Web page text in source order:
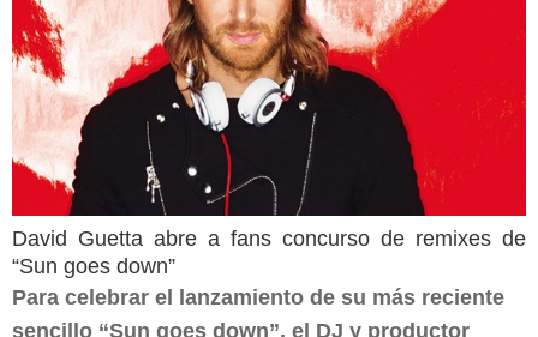
David Guetta abre a fans concurso de remixes de
“Sun goes down”
Para celebrar el lanzamiento de su más reciente
sencillo “Sun goes down”, el DJ y productor